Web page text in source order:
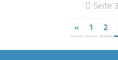
Seite
« 1 2